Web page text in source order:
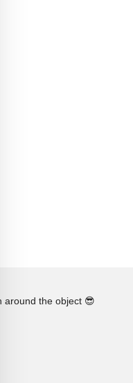
around the object 😎